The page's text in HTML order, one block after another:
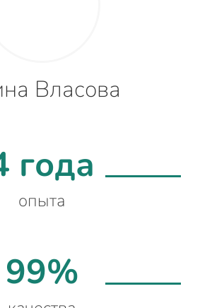
Власова
года
опыта
99%